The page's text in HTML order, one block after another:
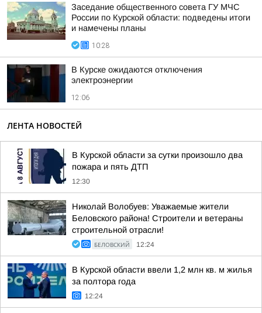
Заседание общественного совета ГУ МЧС
России по Курской области: подведены итоги
и намечены планы
10:28
В Курске ожидаются отключения
электроэнергии
12:06
ЛЕНТА НОВОСТЕЙ
В Курской области за сутки произошло два
пожара и пять ДТП
12:30
Николай Волобуев: Уважаемые жители
Беловского района! Строители и ветераны
строительной отрасли!
БЕЛОВСКИЙ 12:24
В Курской области ввели 1,2 млн кв. м жилья
за полтора года
12:24